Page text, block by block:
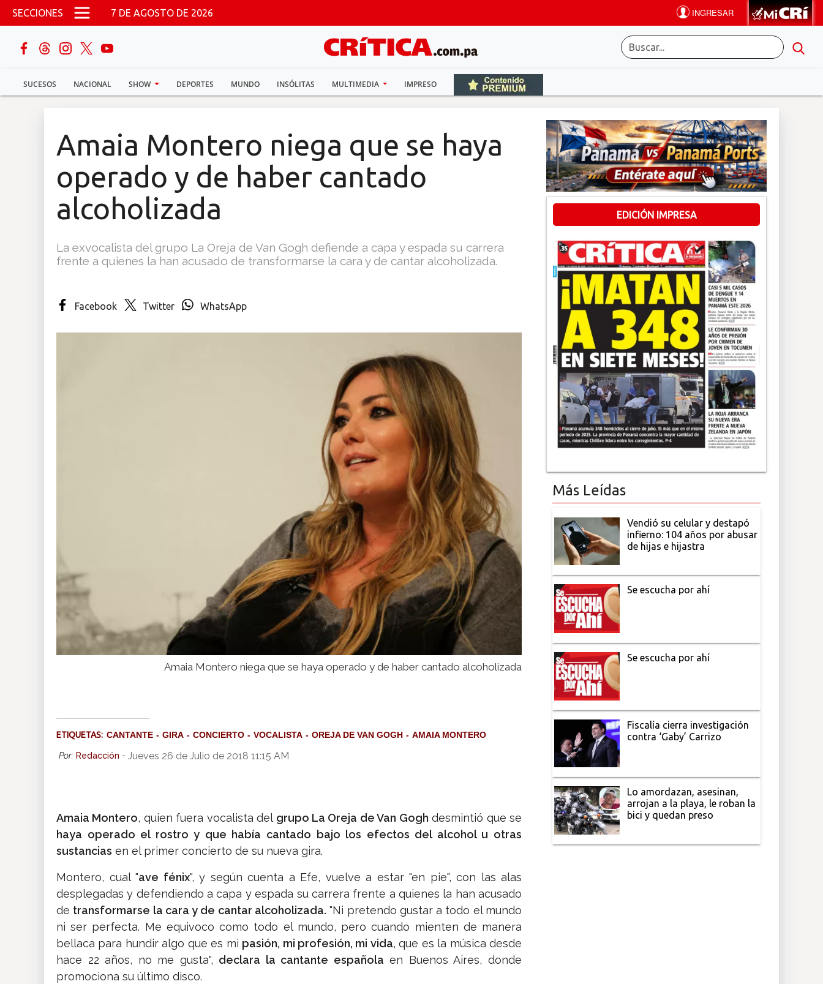
Pasar al contenido principal
SECCIONES 7 DE AGOSTO DE 2026
SUCESOS NACIONAL SHOW DEPORTES MUNDO INSÓLITAS MULTIMEDIA IMPRESO
buscar
Sucesos
Multimedia
Amaia Montero niega que se haya
operado y de haber cantado
alcoholizada
La exvocalista del grupo La Oreja de Van Gogh defiende a capa y espada su carrera
frente a quienes la han acusado de transformarse la cara y de cantar alcoholizada.
Facebook Twitter WhatsApp
Amaia Montero niega que se haya operado y de haber cantado alcoholizada
ETIQUETAS: CANTANTE GIRA CONCIERTO VOCALISTA OREJA DE VAN GOGH AMAIA MONTERO
Por: Redacción - Jueves 26 de Julio de 2018 11:15 AM
Amaia Montero, quien fuera vocalista del grupo La Oreja de Van Gogh desmintió que se
haya operado el rostro y que había cantado bajo los efectos del alcohol u otras
sustancias en el primer concierto de su nueva gira.
Montero, cual "ave fénix", y según cuenta a Efe, vuelve a estar "en pie", con las alas
desplegadas y defendiendo a capa y espada su carrera frente a quienes la han acusado
de transformarse la cara y de cantar alcoholizada. "Ni pretendo gustar a todo el mundo
ni ser perfecta. Me equivoco como todo el mundo, pero cuando mienten de manera
bellaca para hundir algo que es mi pasión, mi profesión, mi vida, que es la música desde
hace 22 años, no me gusta", declara la cantante española en Buenos Aires, donde
promociona su último disco.
EDICIÓN IMPRESA
Más Leídas
Vendió su celular y destapó
infierno: 104 años por abusar
de hijas e hijastra
Se escucha por ahí
Se escucha por ahí
Fiscalía cierra investigación
contra ‘Gaby’ Carrizo
Lo amordazan, asesinan,
arrojan a la playa, le roban la
bici y quedan preso